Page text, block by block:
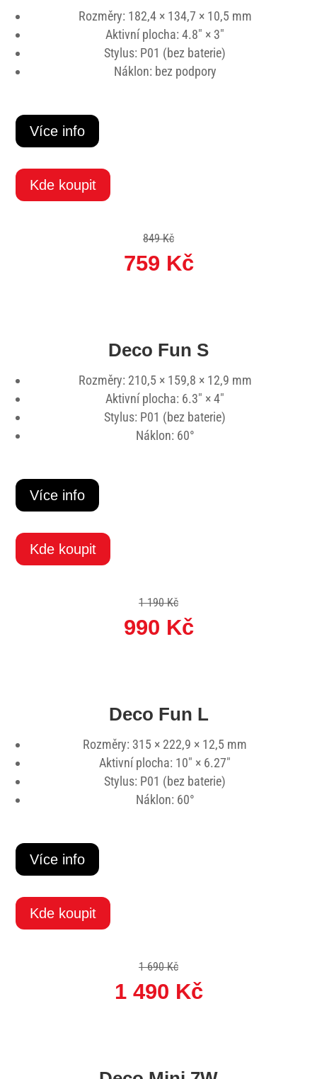
Rozměry: 182,4 × 134,7 × 10,5 mm
Aktivní plocha: 4.8″ × 3″
Stylus: P01 (bez baterie)
Náklon: bez podpory
Více info
Kde koupit
849 Kč
759 Kč
Deco Fun S
Rozměry: 210,5 × 159,8 × 12,9 mm
Aktivní plocha: 6.3″ × 4″
Stylus: P01 (bez baterie)
Náklon: 60°
Více info
Kde koupit
1 190 Kč
990 Kč
Deco Fun L
Rozměry: 315 × 222,9 × 12,5 mm
Aktivní plocha: 10″ × 6.27″
Stylus: P01 (bez baterie)
Náklon: 60°
Více info
Kde koupit
1 690 Kč
1 490 Kč